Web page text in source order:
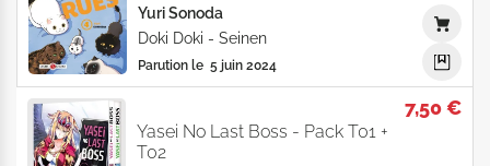
Yuri Sonoda
Doki Doki - Seinen
Parution le 5 juin 2024
7,50 €
Yasei No Last Boss - Pack T01 +
T02